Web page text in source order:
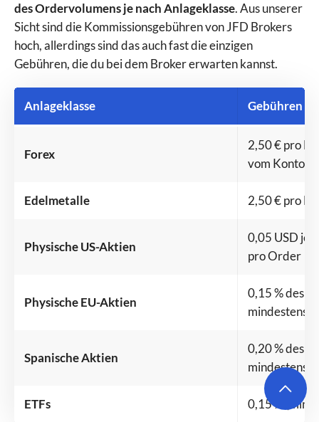
des Ordervolumens je nach Anlageklasse. Aus unserer
Sicht sind die Kommissionsgebühren von JFD Brokers
hoch, allerdings sind das auch fast die einzigen
Gebühren, die du bei dem Broker erwarten kannst.
Anlageklasse Gebühren
Forex
2,50 € pro
vom
Edelmetalle 2,50 € pro
Physische US-Aktien
0,05 USD je
pro Order
Physische EU-Aktien
0,15 % des
mindestens 3
Spanische Aktien
0,20 % des
mindestens 6
ETFs 0,15 %